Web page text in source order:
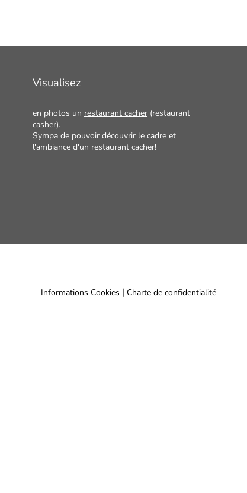
Visualisez
en photos un restaurant cacher (restaurant
casher).
Sympa de pouvoir découvrir le cadre et
l'ambiance d'un restaurant cacher!
Informations Cookies | Charte de confidentialité